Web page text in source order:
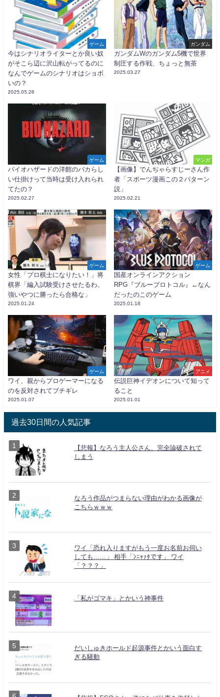
ゲーム
今はシナリオライターとか良い奴
がそこら辺に沢山転がってるのに
なんでゲームのシナリオはショボ
いの？
2025.05.26
ガンダム
ガンダムWのガンダム5機で世界
制圧する作戦、ちょっと無茶
2025.03.27
ゲーム
バイオハザードの洋館のバカらし
い仕掛けって当時は受け入れられ
てたの？
2025.02.27
マンガ
【画像】でんぢゃらすじーさん作
者「スポーツ漫画この２パターン
説」
2025.02.21
ゲーム
女性「プロ棋士になりたい！」将
棋界「編入試験受けさせたるわ。
強いやつに勝ったら合格な」
2025.01.24
ゲーム
国産オンラインアクション
RPG『ブループロトコル』←なん
だったのこのゲーム
2025.01.18
ゲーム
ワイ、親からプロゲーマーになる
のを反対されてブチギレ
2025.01.07
アニメ
伝説巨神イデオンについて知って
ること
2025.01.01
過去30日間の人気記事
【悲報】なろう主人公さん、完全論破されて
しまう
なろう作品がつまらない理由がわかる画像が
こちらｗｗｗ
ワイ「恐れ入りますがもう一度お名前お伺い
しても……」 相手「ﾝﾆｬｧﾀです」 ワイ
「？？？」
「私がゴマキ」とかいう神事件
だいしゅきホールド起源事件とかいう面白す
ぎる騒動